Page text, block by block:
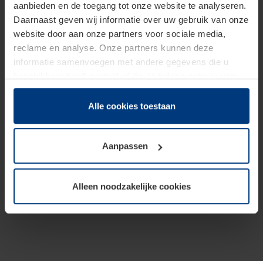
aanbieden en de toegang tot onze website te analyseren.
Daarnaast geven wij informatie over uw gebruik van onze
website door aan onze partners voor sociale media,
reclame en analyse. Onze partners kunnen deze
informatie samenvoegen met andere gegevens die u
hun diensten hebben verzameld.
Juridisch hebben wij het recht om cookies op uw
van deze pagina's absoluut vereist is. Voor alle andere
soorten cookies is uw toestemming benodigd. Uw
toestemming kunt u op elk moment bij de uitleg van de
wijzigen of herroepen.
Alle cookies toestaan
Aanpassen
Alleen noodzakelijke cookies